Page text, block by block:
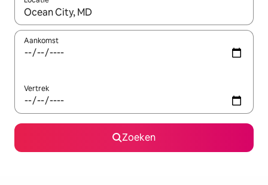
Wanneer er resultaten beschikbaar zijn, maak je een keuze
Aankomst
Vertrek
Zoeken